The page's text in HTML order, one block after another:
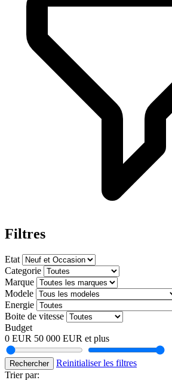
Filtres
Etat
Categorie
Marque
Modele
Energie
Boite de vitesse
Budget
0 EUR 50 000 EUR et plus
Rechercher
Reinitialiser les filtres
Trier par: